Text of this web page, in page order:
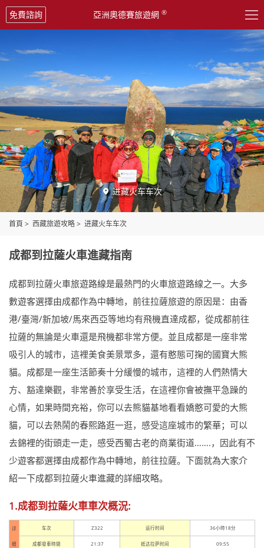

免費諮詢 亞洲奧德賽旅遊網 ®
 进藏火车车次
首頁 > 西藏旅遊攻略> 进藏火车车次
成都到拉薩火車進藏指南
成都到拉薩火車旅遊路線是最熱門的火車旅遊路線之一。大多
數遊客選擇由成都作為中轉地，前往拉薩旅遊的原因是：由香
港/臺灣/新加坡/馬來西亞等地均有飛機直達成都，從成都前往
拉薩的無論是火車還是飛機都非常方便。並且成都是一座非常
吸引人的城市，這裡美食美景眾多，還有憨態可掬的國寶大熊
貓。成都是一座生活節奏十分緩慢的城市，這裡的人們熱情大
方、豁達樂觀，非常善於享受生活，在這裡你會被撫平急躁的
心情，如果時間充裕，你可以去熊貓基地看看嬌憨可愛的大熊
貓，可以去熱鬧的春熙路逛一逛，感受這座城市的繁華；可以
去錦裡的街頭走一走，感受西蜀古老的商業街道…….，因此有不
少遊客都選擇由成都作為中轉地，前往拉薩。下面就為大家介
紹一下成都到拉薩火車進藏的詳細攻略。
1.成都到拉薩火車車次概況:
详
细
车次 Z322 运行时间 36小時18分
成都發車時間 21:37 抵达拉萨时间 09:55